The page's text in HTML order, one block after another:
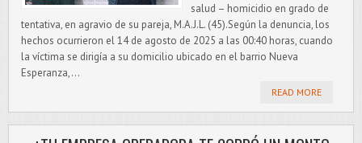
salud – homicidio en grado de
tentativa, en agravio de su pareja, M.A.J.L. (45).Según la denuncia, los
hechos ocurrieron el 14 de agosto de 2025 a las 00:40 horas, cuando
la víctima se dirigía a su domicilio ubicado en el barrio Nueva
Esperanza,...
READ MORE